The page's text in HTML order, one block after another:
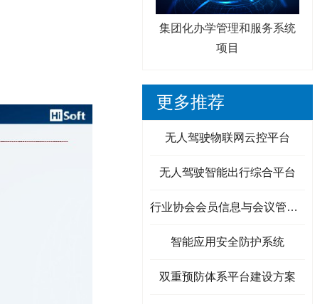
集团化办学管理和服务系统
项目
更多推荐
无人驾驶物联网云控平台
无人驾驶智能出行综合平台
行业协会会员信息与会议管理系统
智能应用安全防护系统
双重预防体系平台建设方案